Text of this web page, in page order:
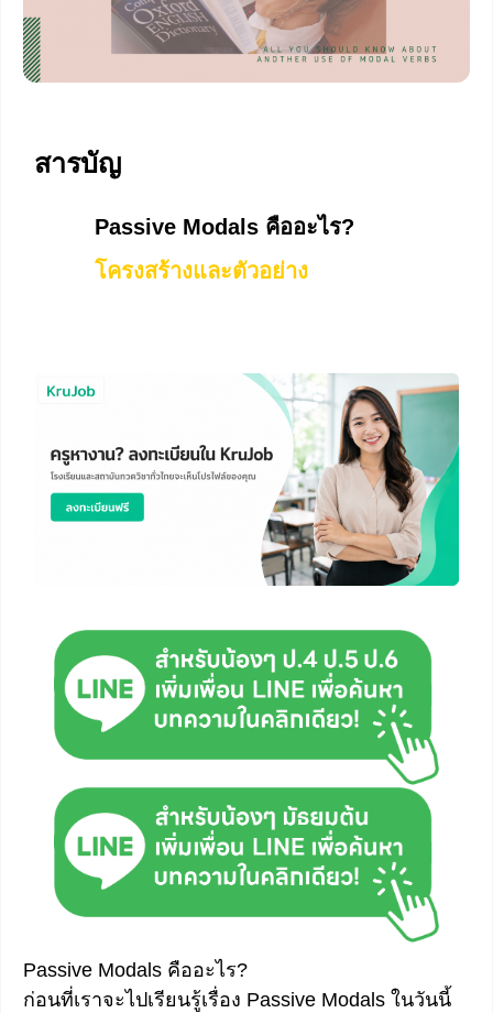
สารบัญ
Passive Modals คืออะไร?
โครงสร้างและตัวอย่าง
Passive Modals คืออะไร?
ก่อนที่เราจะไปเรียนรู้เรื่อง Passive Modals ในวันนี้